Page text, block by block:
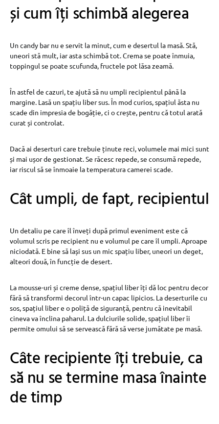
și cum îți schimbă alegerea
Un candy bar nu e servit la minut, cum e desertul la masă. Stă,
uneori stă mult, iar asta schimbă tot. Crema se poate înmuia,
toppingul se poate scufunda, fructele pot lăsa zeamă.
În astfel de cazuri, te ajută să nu umpli recipientul până la
margine. Lasă un spațiu liber sus. În mod curios, spațiul ăsta nu
scade din impresia de bogăție, ci o crește, pentru că totul arată
curat și controlat.
Dacă ai deserturi care trebuie ținute reci, volumele mai mici sunt
și mai ușor de gestionat. Se răcesc repede, se consumă repede,
iar riscul să se înmoaie la temperatura camerei scade.
Cât umpli, de fapt, recipientul
Un detaliu pe care îl înveți după primul eveniment este că
volumul scris pe recipient nu e volumul pe care îl umpli. Aproape
niciodată. E bine să lași sus un mic spațiu liber, uneori un deget,
alteori două, în funcție de desert.
La mousse-uri și creme dense, spațiul liber îți dă loc pentru decor
fără să transformi decorul într-un capac lipicios. La deserturile cu
sos, spațiul liber e o poliță de siguranță, pentru că inevitabil
cineva va înclina paharul. La dulciurile solide, spațiul liber îi
permite omului să se servească fără să verse jumătate pe masă.
Câte recipiente îți trebuie, ca
să nu se termine masa înainte
de timp